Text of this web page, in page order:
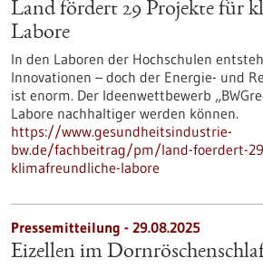
Land fördert 29 Projekte für
Labore
In den Laboren der Hochschulen
Innovationen – doch der Energie- und
ist enorm. Der Ideenwettbewerb
Labore nachhaltiger werden können.
https://www.gesundheitsindustrie-
bw.de/fachbeitrag/pm/land-foerdert-
klimafreundliche-labore
Pressemitteilung - 29.08.2025
Eizellen im